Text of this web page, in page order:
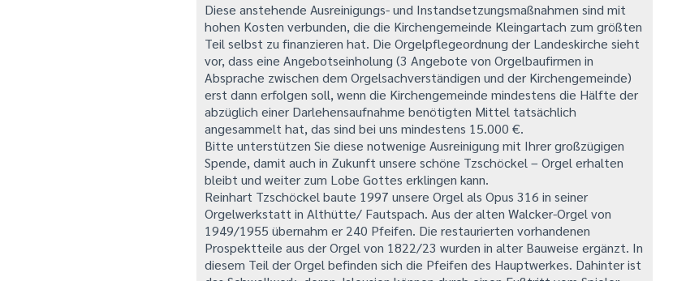
Diese anstehende Ausreinigungs- und Instandsetzungsmaßnahmen sind mit
hohen Kosten verbunden, die die Kirchengemeinde Kleingartach zum größten
Teil selbst zu finanzieren hat. Die Orgelpflegeordnung der Landeskirche sieht
vor, dass eine Angebotseinholung (3 Angebote von Orgelbaufirmen in
Absprache zwischen dem Orgelsachverständigen und der Kirchengemeinde)
erst dann erfolgen soll, wenn die Kirchengemeinde mindestens die Hälfte der
abzüglich einer Darlehensaufnahme benötigten Mittel tatsächlich
angesammelt hat, das sind bei uns mindestens 15.000 €.
Bitte unterstützen Sie diese notwenige Ausreinigung mit Ihrer großzügigen
Spende, damit auch in Zukunft unsere schöne Tzschöckel – Orgel erhalten
bleibt und weiter zum Lobe Gottes erklingen kann.
Reinhart Tzschöckel baute 1997 unsere Orgel als Opus 316 in seiner
Orgelwerkstatt in Althütte/ Fautspach. Aus der alten Walcker-Orgel von
1949/1955 übernahm er 240 Pfeifen. Die restaurierten vorhandenen
Prospektteile aus der Orgel von 1822/23 wurden in alter Bauweise ergänzt. In
diesem Teil der Orgel befinden sich die Pfeifen des Hauptwerkes. Dahinter ist